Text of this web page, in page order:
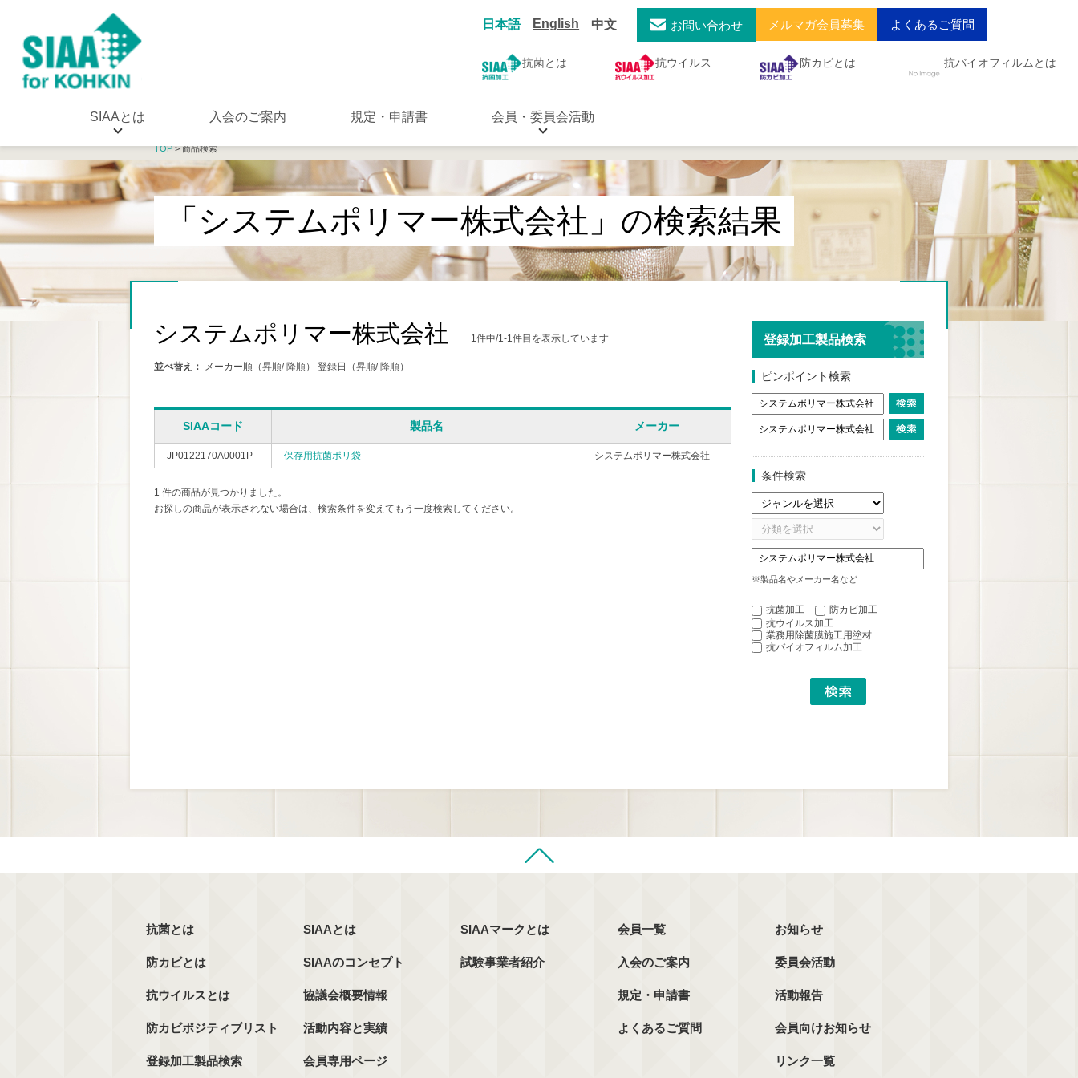
日本語 English 中文 お問い合わせ メルマガ会員募集 よくあるご質問
抗菌とは 抗ウイルス 防カビとは 抗バイオフィルムとは
SIAAとは 入会のご案内 規定・申請書 会員・委員会活動
TOP> 商品検索
「システムポリマー株式会社」の検索結果
システムポリマー株式会社 1件中/1-1件目を表示しています
並べ替え： メーカー順（昇順/ 降順） 登録日（昇順/ 降順）
SIAAコード 製品名 メーカー
JP0122170A0001P 保存用抗菌ポリ袋 システムポリマー株式会社
1 件の商品が見つかりました。
お探しの商品が表示されない場合は、検索条件を変えてもう一度検索してください。
登録加工製品検索
ピンポイント検索
条件検索
※製品名やメーカー名など
抗菌加工
防カビ加工
抗ウイルス加工
業務用除菌膜施工用塗材
抗バイオフィルム加工
抗菌とは
防カビとは
抗ウイルスとは
防カビポジティブリスト
登録加工製品検索
SIAAとは
SIAAのコンセプト
協議会概要情報
活動内容と実績
会員専用ページ
SIAAマークとは
試験事業者紹介
会員一覧
入会のご案内
規定・申請書
よくあるご質問
お知らせ
委員会活動
活動報告
会員向けお知らせ
リンク一覧